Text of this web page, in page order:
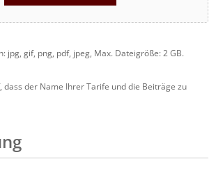
jpg, gif, png, pdf, jpeg, Max. Dateigröße: 2 GB.
dass der Name Ihrer Tarife und die Beiträge zu